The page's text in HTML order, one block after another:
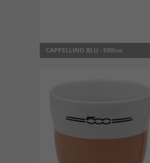
CAPPELLINO BLU - 500ico